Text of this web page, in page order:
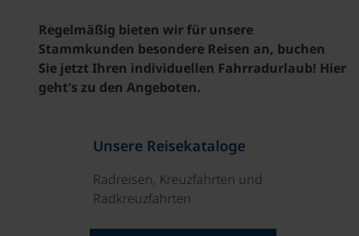
Regelmäßig bieten wir für unsere
Stammkunden besondere Reisen an, buchen
Sie jetzt Ihren individuellen Fahrradurlaub! Hier
geht's zu den Angeboten.
Unsere Reisekataloge
Radreisen, Kreuzfahrten und
Radkreuzfahrten